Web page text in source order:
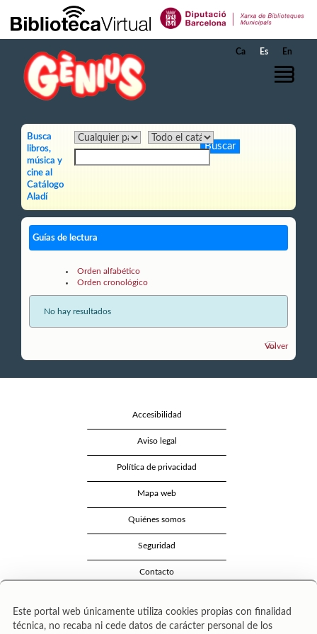
Saltar al contenido principal
Ca Es En
Busca
libros,
música y
cine al
Catálogo
Aladí
Guías de lectura
Orden alfabético
Orden cronológico
No hay resultados
Volver
Accesibilidad
Aviso legal
Política de privacidad
Mapa web
Quiénes somos
Seguridad
Contacto
Este portal web únicamente utiliza cookies propias con finalidad
técnica, no recaba ni cede datos de carácter personal de los